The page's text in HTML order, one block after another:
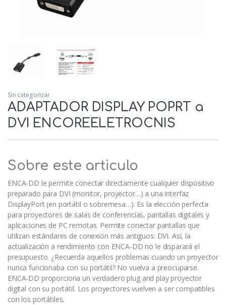
Sin categorizar
ADAPTADOR DISPLAY POPRT a
DVI ENCOREELETROCNIS
Sobre este articulo
ENCA-DD le permite conectar directamente cualquier dispositivo
preparado para DVI (monitor, proyector…) a una interfaz
DisplayPort (en portátil o sobremesa…). Es la elección perfecta
para proyectores de salas de conferencias, pantallas digitales y
aplicaciones de PC remotas. Permite conectar pantallas que
utilizan estándares de conexión más antiguos: DVI. Así, la
actualización a rendimiento con ENCA-DD no le disparará el
presupuesto. ¿Recuerda aquellos problemas cuando un proyector
nunca funcionaba con su portátil? No vuelva a preocuparse.
ENCA-DD proporciona un verdadero plug and play proyector
digital con su portátil. Los proyectores vuelven a ser compatibles
con los portátiles.